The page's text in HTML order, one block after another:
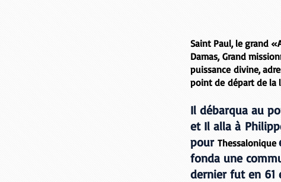
Saint Paul,le grand
Damas, Grand
puissance divine,
point de départ de la
Il débarqua au
et Il alla à
pour Thessalonique
fonda une
dernier fut en 61